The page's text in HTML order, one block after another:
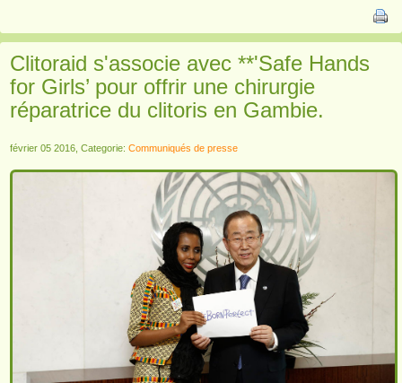
Clitoraid s'associe avec **'Safe Hands
for Girls’ pour offrir une chirurgie
réparatrice du clitoris en Gambie.
février 05 2016, Categorie: Communiqués de presse